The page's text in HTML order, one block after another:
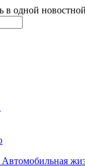
в одной
Автомобильная